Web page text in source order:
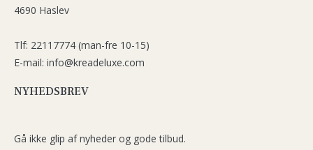
4690 Haslev
Tlf: 22117774 (man-fre 10-15)
E-mail: info@kreadeluxe.com
NYHEDSBREV
Gå ikke glip af nyheder og gode tilbud.